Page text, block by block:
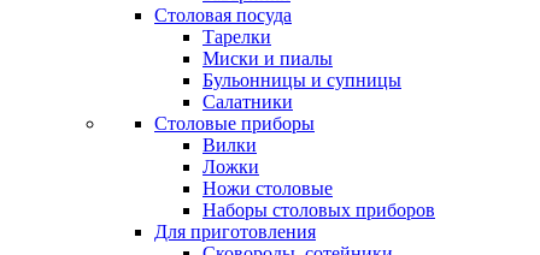
Столовая посуда
Тарелки
Миски и пиалы
Бульонницы и супницы
Салатники
Столовые приборы
Вилки
Ложки
Ножи столовые
Наборы столовых приборов
Для приготовления